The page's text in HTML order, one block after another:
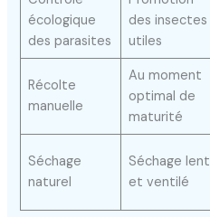
écologique
des parasites
des insectes
utiles
Récolte
manuelle
Au moment
optimal de
maturité
Séchage
naturel
Séchage lent
et ventilé